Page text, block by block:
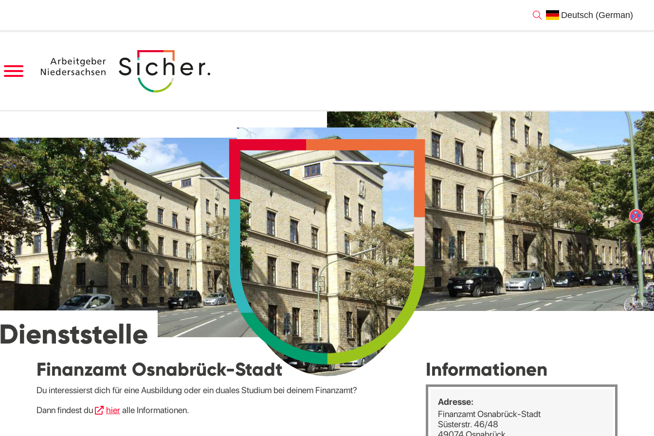
Finanzamt Osnabrück-Stadt
Du interessierst dich für eine Ausbildung oder ein duales Studium bei deinem Finanzamt?
Dann findest du
hieralle Informationen.
Informationen
Adresse:
Finanzamt Osnabrück-Stadt
Süsterstr. 46/48